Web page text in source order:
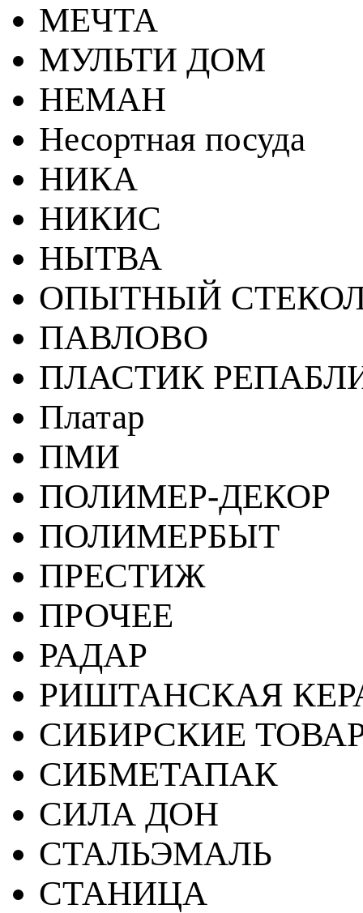
МЕЧТА
МУЛЬТИ ДОМ
НЕМАН
Несортная посуда
НИКА
НИКИС
НЫТВА
ОПЫТНЫЙ
ПАВЛОВО
ПЛАСТИК
Платар
ПМИ
ПОЛИМЕР-ДЕКОР
ПОЛИМЕРБЫТ
ПРЕСТИЖ
ПРОЧЕЕ
РАДАР
РИШТАНСКАЯ
СИБИРСКИЕ
СИБМЕТАПАК
СИЛА ДОН
СТАЛЬЭМАЛЬ
СТАНИЦА